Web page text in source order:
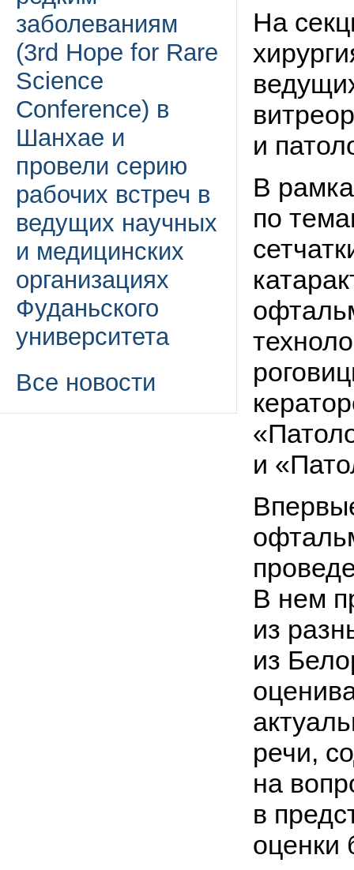
заболеваниям
(3rd Hope for Rare
Science
Conference) в
Шанхае и
провели серию
рабочих встреч в
ведущих научных
и медицинских
организациях
Фуданьского
университета
Все новости
На
и
В
по
и
В нем
из
из
речи,
на
в
оценки